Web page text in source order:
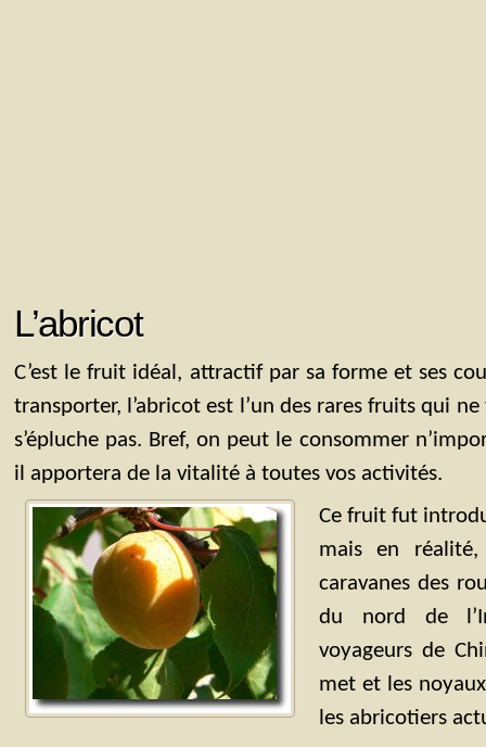
L’abricot
C’est le fruit idéal, attractif par sa forme et ses
transporter, l’abricot est l’un des rares fruits qui
s’épluche pas. Bref, on peut le consommer
il apportera de la vitalité à toutes vos activités.
Ce fruit fut
mais en
caravanes des
du nord de
voyageurs de
met et les
les abricotiers